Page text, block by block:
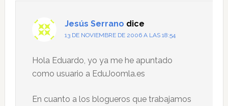
lectoresJesús Serrano dice
13 DE NOVIEMBRE DE 2006 A LAS 18:54
Hola Eduardo, yo ya me he apuntado
como usuario a EduJoomla.es
En cuanto a los blogueros que trabajamos